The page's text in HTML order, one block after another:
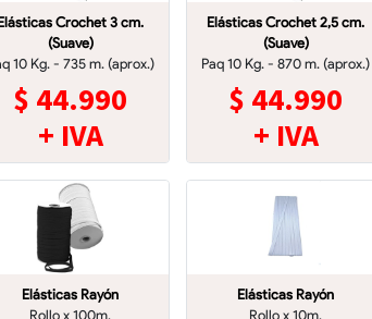
Crochet 3 cm.
(Suave)
10 Kg. - 735 m. (aprox.)
$ 44.990
+ IVA
Elásticas Crochet 2,5 cm.
(Suave)
Paq 10 Kg. - 870 m. (aprox.)
$ 44.990
+ IVA
Elásticas Rayón
Rollo x 100m.
Elásticas Rayón
Rollo x 10m.